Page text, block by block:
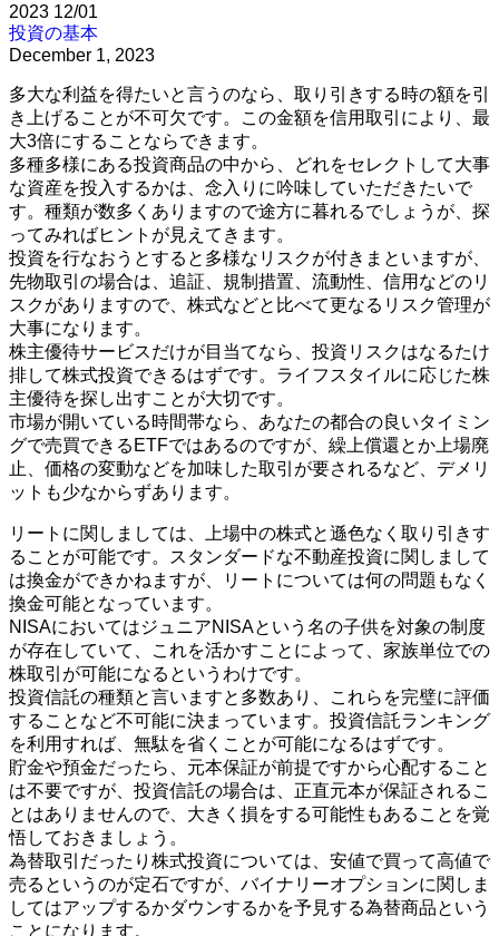
2023 12/01
投資の基本
December 1, 2023
多大な利益を得たいと言うのなら、取り引きする時の額を引
き上げることが不可欠です。この金額を信用取引により、最
大3倍にすることならできます。
多種多様にある投資商品の中から、どれをセレクトして大事
な資産を投入するかは、念入りに吟味していただきたいで
す。種類が数多くありますので途方に暮れるでしょうが、探
ってみればヒントが見えてきます。
投資を行なおうとすると多様なリスクが付きまといますが、
先物取引の場合は、追証、規制措置、流動性、信用などのリ
スクがありますので、株式などと比べて更なるリスク管理が
大事になります。
株主優待サービスだけが目当てなら、投資リスクはなるたけ
排して株式投資できるはずです。ライフスタイルに応じた株
主優待を探し出すことが大切です。
市場が開いている時間帯なら、あなたの都合の良いタイミン
グで売買できるETFではあるのですが、繰上償還とか上場廃
止、価格の変動などを加味した取引が要されるなど、デメリ
ットも少なからずあります。
リートに関しましては、上場中の株式と遜色なく取り引きす
ることが可能です。スタンダードな不動産投資に関しまして
は換金ができかねますが、リートについては何の問題もなく
換金可能となっています。
NISAにおいてはジュニアNISAという名の子供を対象の制度
が存在していて、これを活かすことによって、家族単位での
株取引が可能になるというわけです。
投資信託の種類と言いますと多数あり、これらを完璧に評価
することなど不可能に決まっています。投資信託ランキング
を利用すれば、無駄を省くことが可能になるはずです。
貯金や預金だったら、元本保証が前提ですから心配すること
は不要ですが、投資信託の場合は、正直元本が保証されるこ
とはありませんので、大きく損をする可能性もあることを覚
悟しておきましょう。
為替取引だったり株式投資については、安値で買って高値で
売るというのが定石ですが、バイナリーオプションに関しま
してはアップするかダウンするかを予見する為替商品という
ことになります。